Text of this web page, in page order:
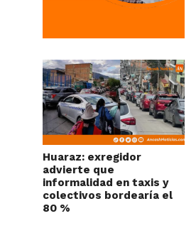
Huaraz: exregidor
advierte que
informalidad en taxis y
colectivos bordearía el
80 %